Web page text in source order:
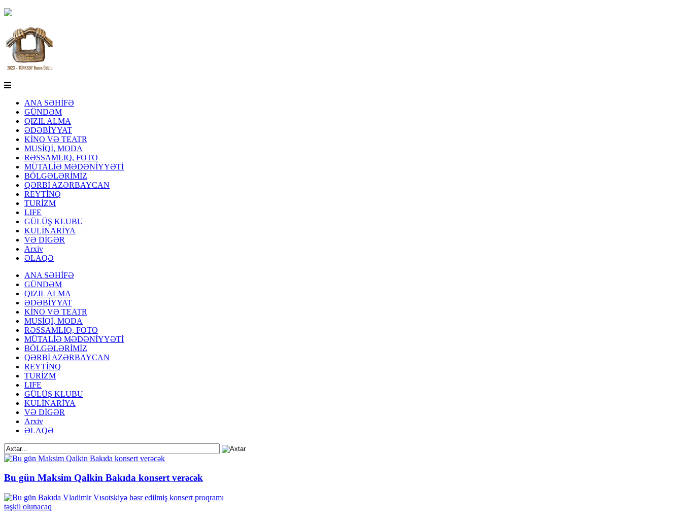
ANA SƏHİFƏ
GÜNDƏM
QIZIL ALMA
ƏDƏBİYYAT
KİNO VƏ TEATR
MUSİQİ, MODA
RƏSSAMLIQ, FOTO
MÜTALİƏ MƏDƏNİYYƏTİ
BÖLGƏLƏRİMİZ
QƏRBİ AZƏRBAYCAN
REYTİNQ
TURİZM
LIFE
GÜLÜŞ KLUBU
KULİNARİYA
VƏ DİGƏR
Arxiv
ƏLAQƏ
ANA SƏHİFƏ
GÜNDƏM
QIZIL ALMA
ƏDƏBİYYAT
KİNO VƏ TEATR
MUSİQİ, MODA
RƏSSAMLIQ, FOTO
MÜTALİƏ MƏDƏNİYYƏTİ
BÖLGƏLƏRİMİZ
QƏRBİ AZƏRBAYCAN
REYTİNQ
TURİZM
LIFE
GÜLÜŞ KLUBU
KULİNARİYA
VƏ DİGƏR
Arxiv
ƏLAQƏ
Bu gün Maksim Qalkin Bakıda konsert verəcək